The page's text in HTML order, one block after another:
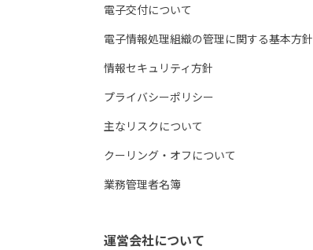
電子交付について
電子情報処理組織の管理に関する基本方針
情報セキュリティ方針
プライバシーポリシー
主なリスクについて
クーリング・オフについて
業務管理者名簿
運営会社について